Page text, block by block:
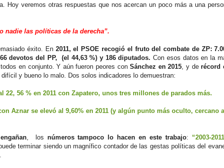
Hoy veremos otras respuestas que nos acercan un poco más a una
nadie las políticas de la derecha”.
éxito. En 2011, el PSOE recogió el fruto del combate de ZP:
devotos del PP, (el 44,63 %) y 186 diputados.Con esos datos en la
todos en conjunto. Y aún fueron peores conSánchez en 2015 , y derécord
y bueno lo malo. Dos solos indicadores lo demuestran:
22, 56 % en 2011 con Zapatero, unos tres millones de parados más.
Aznar se elevó al 9,60% en 2011 (y algún punto más oculto, cercano
, los números tampoco lo hacen en este trabajo: “2003-
terminar siendo un magnífico contador de las gestas políticas del